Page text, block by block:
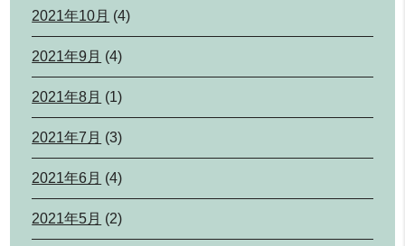
2021年10月 (4)
2021年9月 (4)
2021年8月 (1)
2021年7月 (3)
2021年6月 (4)
2021年5月 (2)